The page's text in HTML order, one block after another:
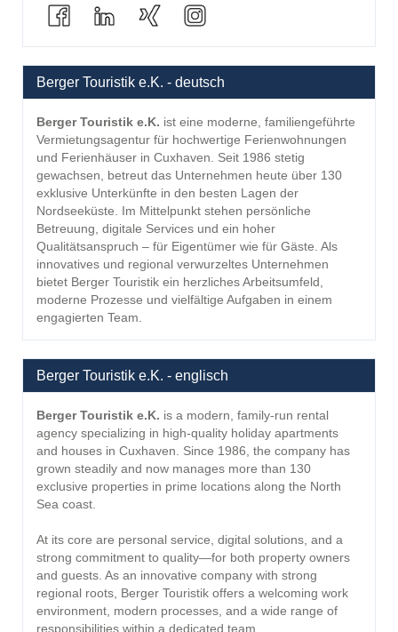
Berger Touristik e.K. - deutsch
Berger Touristik e.K. ist eine moderne, familiengeführte
Vermietungsagentur für hochwertige Ferienwohnungen
und Ferienhäuser in Cuxhaven. Seit 1986 stetig
gewachsen, betreut das Unternehmen heute über 130
exklusive Unterkünfte in den besten Lagen der
Nordseeküste. Im Mittelpunkt stehen persönliche
Betreuung, digitale Services und ein hoher
Qualitätsanspruch – für Eigentümer wie für Gäste. Als
innovatives und regional verwurzeltes Unternehmen
bietet Berger Touristik ein herzliches Arbeitsumfeld,
moderne Prozesse und vielfältige Aufgaben in einem
engagierten Team.
Berger Touristik e.K. - englisch
Berger Touristik e.K. is a modern, family-run rental
agency specializing in high-quality holiday apartments
and houses in Cuxhaven. Since 1986, the company has
grown steadily and now manages more than 130
exclusive properties in prime locations along the North
Sea coast.
At its core are personal service, digital solutions, and a
strong commitment to quality—for both property owners
and guests. As an innovative company with strong
regional roots, Berger Touristik offers a welcoming work
environment, modern processes, and a wide range of
responsibilities within a dedicated team.